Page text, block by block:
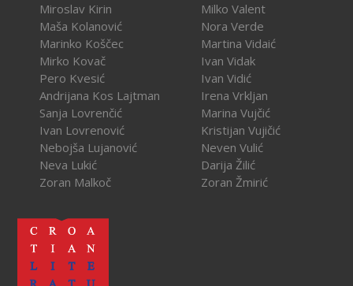
Miroslav Kirin
Maša Kolanović
Marinko Koščec
Mirko Kovač
Pero Kvesić
Andrijana Kos Lajtman
Sanja Lovrenčić
Ivan Lovrenović
Nebojša Lujanović
Neva Lukić
Zoran Malkoč
Milko Valent
Nora Verde
Martina Vidaić
Ivan Vidak
Ivan Vidić
Irena Vrkljan
Marina Vujčić
Kristijan Vujičić
Neven Vulić
Darija Žilić
Zoran Žmirić